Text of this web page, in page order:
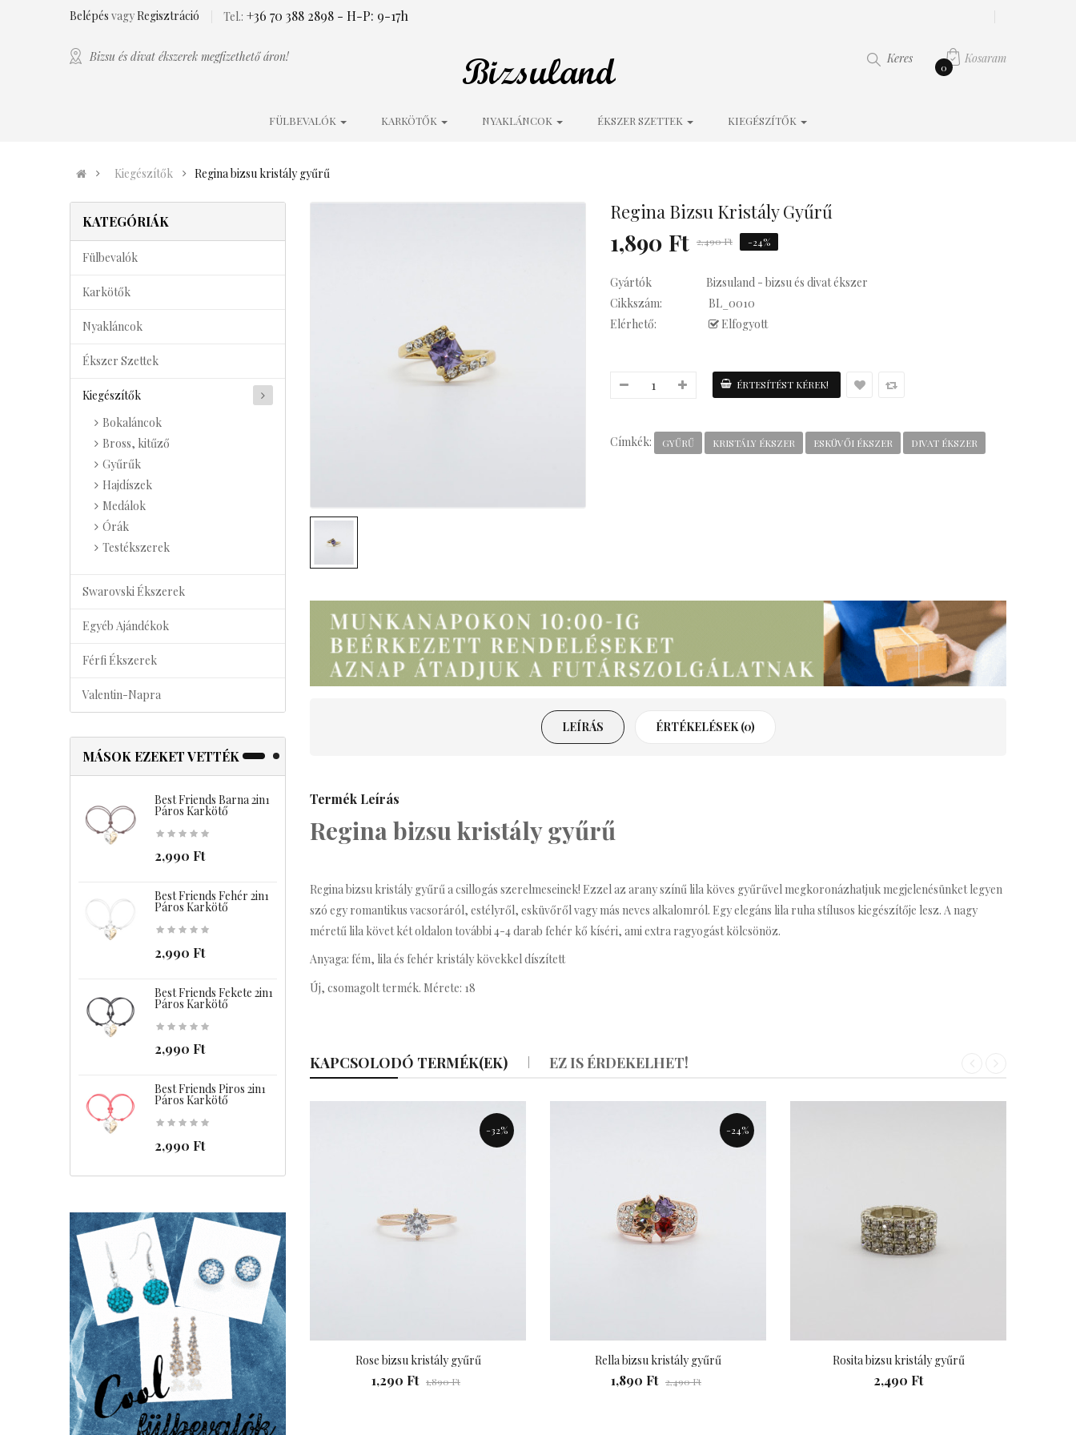
Belépés vagyRegisztráció Tel.: +36 70 388 2898 - H-P: 9-17h
Bizsu és divat ékszerek megfizethető áron! Kosaram
0
Keres
FÜLBEVALÓK KARKÖTŐK NYAKLÁNCOK ÉKSZER SZETTEK KIEGÉSZÍTŐK
Kiegészítők Regina bizsu kristály gyűrű
KATEGÓRIÁK
Fülbevalók
Karkötők
Nyakláncok
Ékszer Szettek
Kiegészítők
Bokaláncok
Bross, kitűző
Gyűrűk
Hajdíszek
Medálok
Órák
Testékszerek
Swarovski Ékszerek
Egyéb Ajándékok
Férfi Ékszerek
Valentin-Napra
MÁSOK EZEKET VETTÉK
Best Friends Barna 2in1
Páros Karkötő
2,990 Ft
Best Friends Fehér 2in1
Páros Karkötő
2,990 Ft
Best Friends Fekete 2in1
Páros Karkötő
2,990 Ft
Best Friends Piros 2in1
Páros Karkötő
2,990 Ft
Beverly Bizsu Statement
Brenda Bizsu Statement
Nyaklánc
3,590 Ft
Britney Bizsu Statement
Nyaklánc
Regina Bizsu Kristály Gyűrű
1,890 Ft 2,490 Ft -24%
Gyártók
Bizsuland - bizsu és divat ékszer
Cikkszám:
BL_0010
Elérhető:
Elfogyott
Címkék: GYŰRŰ KRISTÁLY ÉKSZER ESKÜVŐI ÉKSZER DIVAT ÉKSZER
LEÍRÁS ÉRTÉKELÉSEK (0)
Termék Leírás
Regina bizsu kristály gyűrű
Regina bizsu kristály gyűrű a csillogás szerelmeseinek! Ezzel az arany színű lila köves gyűrűvel megkoronázhatjuk megjelenésünket legyen
szó egy romantikus vacsoráról, estélyről, esküvőről vagy más neves alkalomról. Egy elegáns lila ruha stílusos kiegészítője lesz. A nagy
méretű lila követ két oldalon további 4-4 darab fehér kő kíséri, ami extra ragyogást kölcsönöz.
Anyaga: fém, lila és fehér kristály kövekkel díszített
Új, csomagolt termék. Mérete: 18
KAPCSOLODÓ TERMÉK(EK) EZ IS ÉRDEKELHET!
-32%
Rose bizsu kristály gyűrű
1,290 Ft 1,890 Ft
-24%
Rella bizsu kristály gyűrű
1,890 Ft 2,490 Ft
Rosita bizsu kristály gyűrű
2,490 Ft